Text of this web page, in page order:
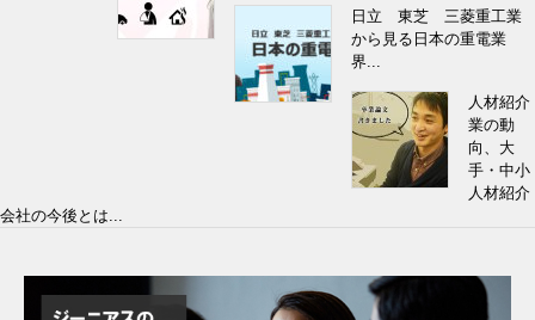
日立 東芝 三菱重工業
から見る日本の重電業
界...
人材紹介
業の動
向、大
手・中小
人材紹介
会社の今後とは...